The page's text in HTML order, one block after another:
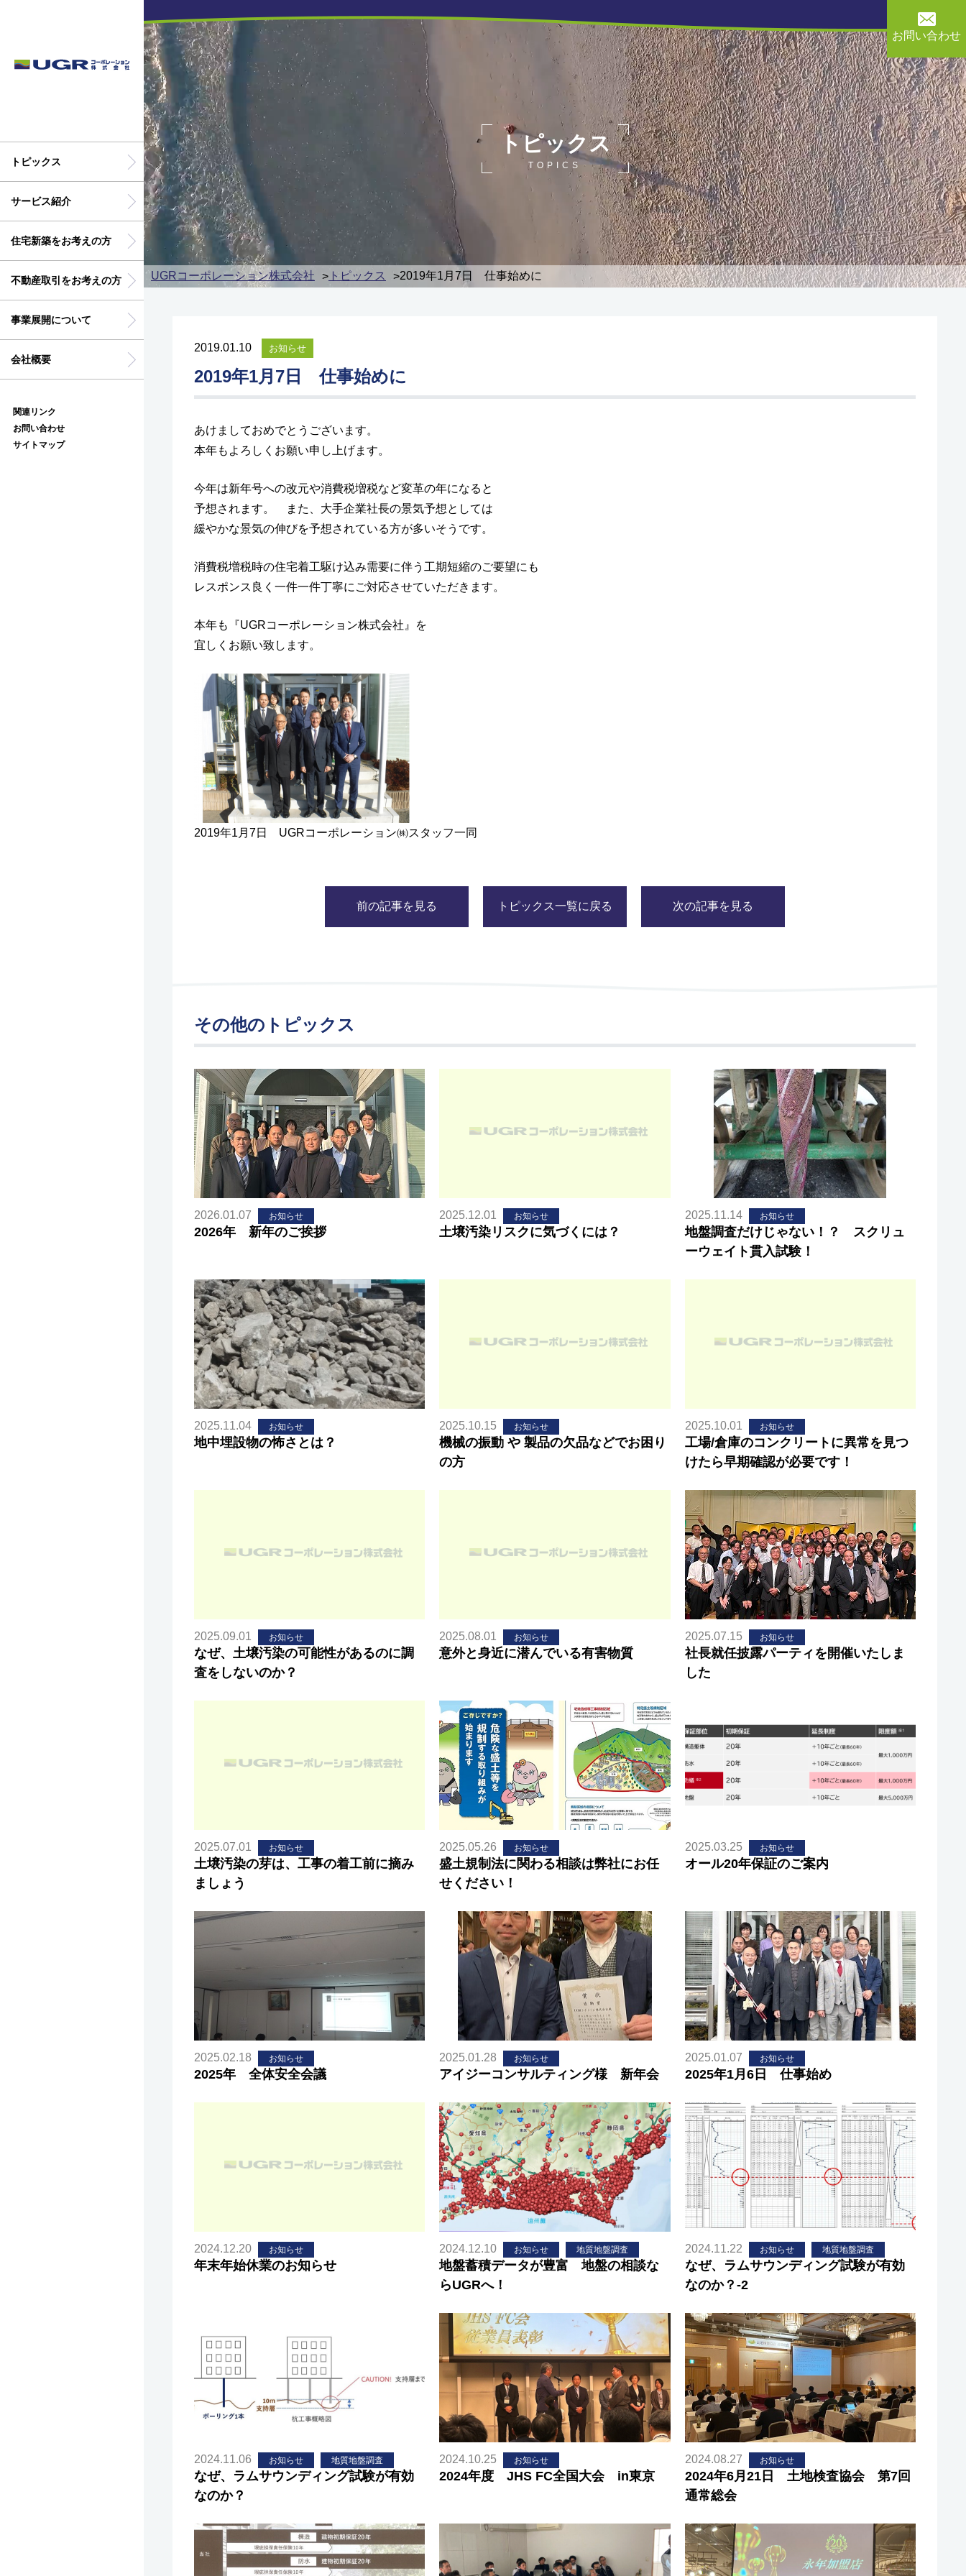
トピックス
サービス紹介
住宅新築をお考えの方
不動産取引をお考えの方
事業展開について
会社概要
関連リンク
お問い合わせ
サイトマップ
お問い合わせ
トピックス
TOPICS
UGRコーポレーション株式会社 > トピックス >2019年1月7日 仕事始めに
2019.01.10 お知らせ
2019年1月7日 仕事始めに
あけましておめでとうございます。
本年もよろしくお願い申し上げます。
今年は新年号への改元や消費税増税など変革の年になると
予想されます。 また、大手企業社長の景気予想としては
緩やかな景気の伸びを予想されている方が多いそうです。
消費税増税時の住宅着工駆け込み需要に伴う工期短縮のご要望にも
レスポンス良く一件一件丁寧にご対応させていただきます。
本年も『UGRコーポレーション株式会社』を
宜しくお願い致します。
2019年1月7日 UGRコーポレーション㈱スタッフ一同
前の記事を見る トピックス一覧に戻る 次の記事を見る
その他のトピックス
2026.01.07 お知らせ
2026年 新年のご挨拶
2025.12.01 お知らせ
土壌汚染リスクに気づくには？
2025.11.14 お知らせ
地盤調査だけじゃない！？ スクリュ
ーウェイト貫入試験！
2025.11.04 お知らせ
地中埋設物の怖さとは？
2025.10.15 お知らせ
機械の振動 や 製品の欠品などでお困り
の方
2025.10.01 お知らせ
工場/倉庫のコンクリートに異常を見つ
けたら早期確認が必要です！
2025.09.01 お知らせ
なぜ、土壌汚染の可能性があるのに調
査をしないのか？
2025.08.01 お知らせ
意外と身近に潜んでいる有害物質
2025.07.15 お知らせ
社長就任披露パーティを開催いたしま
した
2025.07.01 お知らせ
土壌汚染の芽は、工事の着工前に摘み
ましょう
2025.05.26 お知らせ
盛土規制法に関わる相談は弊社にお任
せください！
2025.03.25 お知らせ
オール20年保証のご案内
2025.02.18 お知らせ
2025年 全体安全会議
2025.01.28 お知らせ
アイジーコンサルティング様 新年会
2025.01.07 お知らせ
2025年1月6日 仕事始め
2024.12.20 お知らせ
年末年始休業のお知らせ
2024.12.10 お知らせ 地質地盤調査
地盤蓄積データが豊富 地盤の相談な
らUGRへ！
2024.11.22 お知らせ 地質地盤調査
なぜ、ラムサウンディング試験が有効
なのか？-2
2024.11.06 お知らせ 地質地盤調査
なぜ、ラムサウンディング試験が有効
なのか？
2024.10.25 お知らせ
2024年度 JHS FC全国大会 in東京
2024.08.27 お知らせ
2024年6月21日 土地検査協会 第7回
通常総会